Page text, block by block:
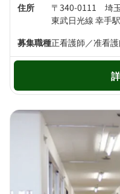
住所
〒340-0111 埼
東武日光線 幸手
募集職種正看護師／准看